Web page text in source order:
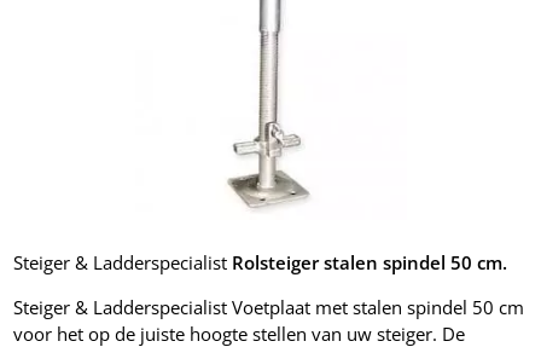
Steiger & Ladderspecialist Rolsteiger stalen spindel 50 cm.
Steiger & Ladderspecialist Voetplaat met stalen spindel 50 cm
voor het op de juiste hoogte stellen van uw steiger. De